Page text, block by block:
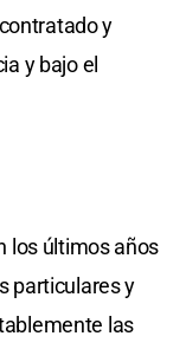
y
y bajo el
los últimos años
particulares y
las